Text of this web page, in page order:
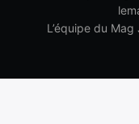
L’équipe du